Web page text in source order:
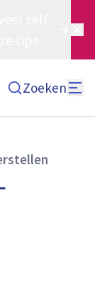
Zoeken